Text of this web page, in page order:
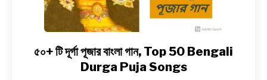
link
to
৫০+ টি দূর্গা পূজার বাংলা গান, Top 50 Bengali
Durga Puja Songs